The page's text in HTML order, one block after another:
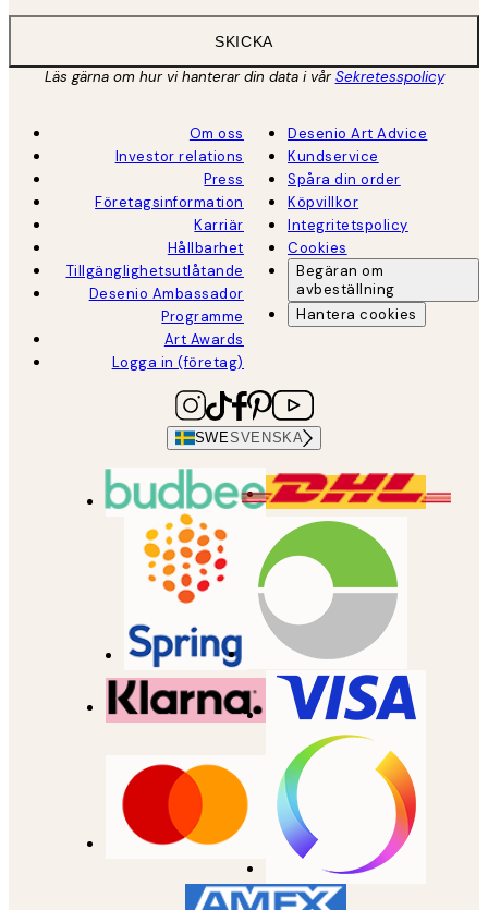
SKICKA
Läs gärna om hur vi hanterar din data i vårSekretesspolicy
Om oss
Investor relations
Press
Företagsinformation
Karriär
Hållbarhet
Tillgänglighetsutlåtande
Desenio Ambassador
Programme
Art Awards
Logga in (företag)
Desenio Art Advice
Kundservice
Spåra din order
Köpvillkor
Integritetspolicy
Cookies
Begäran om
avbeställning
Hantera cookies
SWESVENSKA